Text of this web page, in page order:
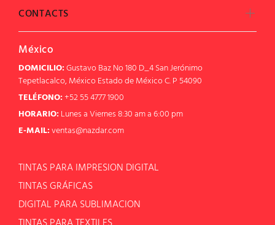
CONTACTS
México
DOMICILIO:Gustavo Baz No 180 D_4 San Jerónimo
Tepetlacalco, México Estado de México C. P 54090
TELÉFONO:+52 55 4777 1900
HORARIO: Lunes a Viernes 8:30 am a 6:00 pm
E-MAIL:ventas@nazdar.com
TINTAS PARA IMPRESION DIGITAL
TINTAS GRÁFICAS
DIGITAL PARA SUBLIMACION